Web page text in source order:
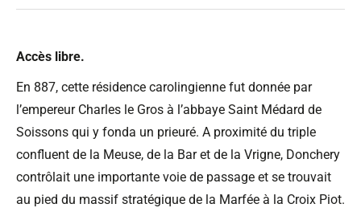
Accès libre.
En 887, cette résidence carolingienne fut donnée par
l’empereur Charles le Gros à l’abbaye Saint Médard de
Soissons qui y fonda un prieuré. A proximité du triple
confluent de la Meuse, de la Bar et de la Vrigne, Donchery
contrôlait une importante voie de passage et se trouvait
au pied du massif stratégique de la Marfée à la Croix Piot.